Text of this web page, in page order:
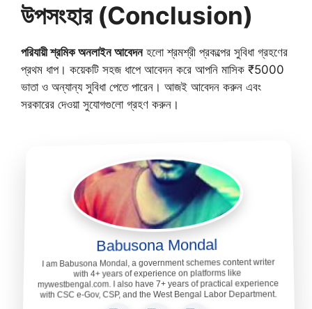
উপসংহার (Conclusion)
পরিযায়ী শ্রমিক অনলাইন আবেদনহলো শ্রমশ্রী প্রকল্পের সুবিধা গ্রহণের
প্রথম ধাপ। কয়েকটি সহজ ধাপে আবেদন করে আপনি মাসিক ₹5000
ভাতা ও অন্যান্য সুবিধা পেতে পারেন। আজই আবেদন করুন এবং
সরকারের দেওয়া সুযোগগুলো গ্রহণ করুন।
Babusona Mondal
I am Babusona Mondal, a government schemes content writer
with 4+ years of experience on platforms like
mywestbengal.com. I also have 7+ years of practical experience
with CSC e-Gov, CSP, and the West Bengal Labor Department.